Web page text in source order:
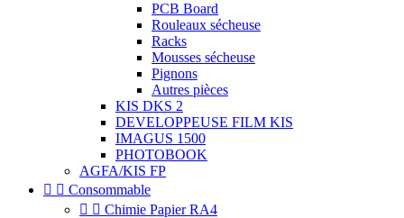
PCB Board
Rouleaux sécheuse
Racks
Mousses sécheuse
Pignons
Autres pièces
KIS DKS 2
DEVELOPPEUSE FILM KIS
IMAGUS 1500
PHOTOBOOK
AGFA/KIS FP
  Consommable
  Chimie Papier RA4